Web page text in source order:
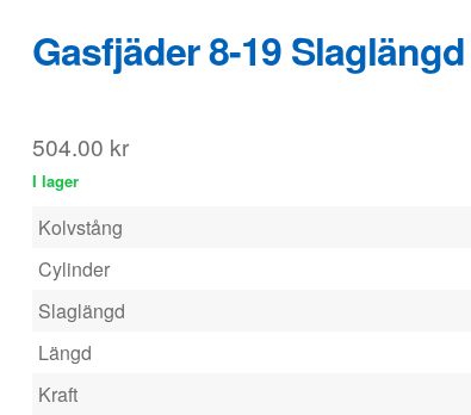
Gasfjäder 8-19
504.00 kr
I lager
Kolvstång
Cylinder
Slaglängd
Längd
Kraft